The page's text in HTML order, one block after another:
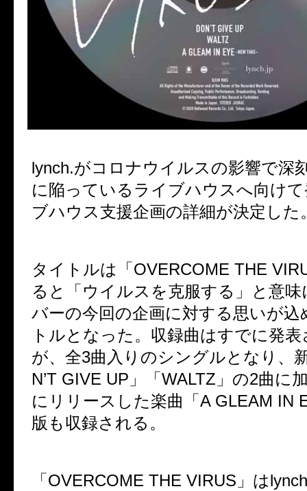
lynch.がコロナウイルスの影響で深
に陥っているライブハウスへ向け
ブハウス支援企画の詳細が決定した
タイトルは「 OVERCOME THE
ると「ウイルスを克服する」と意
バーの今回の企画に対する思いが
トルとなった。収録曲はすでに発
が、全3曲入りのシングルとなり、
N’T GIVE UP 」「 WALTZ 」の2曲に
にリリースした楽曲「 A GLEAM IN
版も収録される。
「 OVERCOME THE VIRUS 」は